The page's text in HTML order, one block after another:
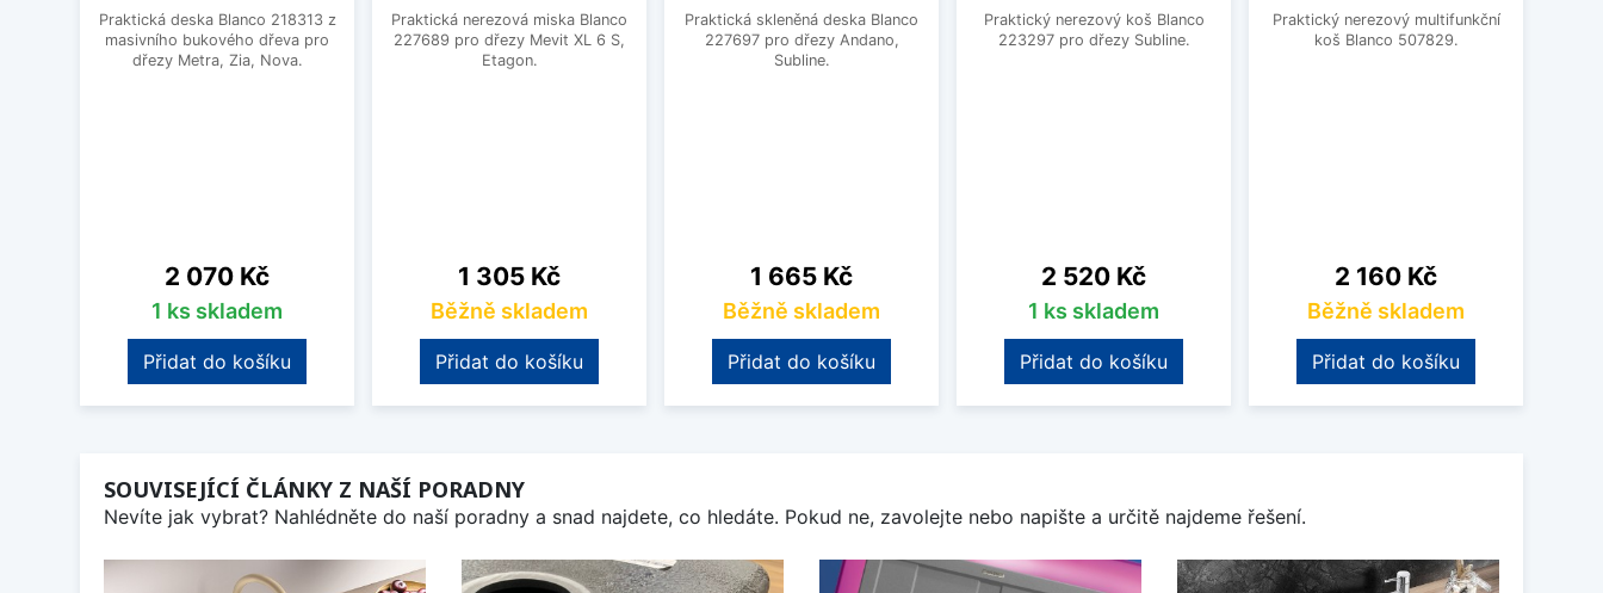
Praktická deska Blanco 218313 z
masivního bukového dřeva pro
dřezy Metra, Zia, Nova.
Cena
2 070 Kč
1 ks skladem
Přidat do košíku
Praktická nerezová miska Blanco
227689 pro dřezy Mevit XL 6 S,
Etagon.
Cena
1 305 Kč
Běžně skladem
Přidat do košíku
Praktická skleněná deska Blanco
227697 pro dřezy Andano,
Subline.
Cena
1 665 Kč
Běžně skladem
Přidat do košíku
Praktický nerezový koš Blanco
223297 pro dřezy Subline.
Cena
2 520 Kč
1 ks skladem
Přidat do košíku
Praktický nerezový multifunkční
koš Blanco 507829.
Cena
2 160 Kč
Běžně skladem
Přidat do košíku
SOUVISEJÍCÍ ČLÁNKY Z NAŠÍ PORADNY
Nevíte jak vybrat? Nahlédněte do naší poradny a snad najdete, co hledáte. Pokud ne, zavolejte nebo napište a určitě najdeme řešení.